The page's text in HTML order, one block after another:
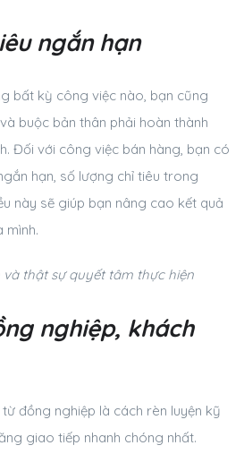
ngắn hạn
bất kỳ công việc nào, bạn cũng
buộc bản thân phải hoàn thành
Đối với công việc bán hàng, bạn có
hạn, số lượng chỉ tiêu trong
này sẽ giúp bạn nâng cao kết quả
mình.
thật sự quyết tâm thực hiện
nghiệp, khách
đồng nghiệp là cách rèn luyện kỹ
giao tiếp nhanh chóng nhất.